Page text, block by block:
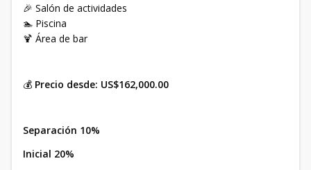
🎉 Salón de actividades
🏊 Piscina
🍹 Área de bar
💰 Precio desde: US$162,000.00
Separación 10%
Inicial 20%